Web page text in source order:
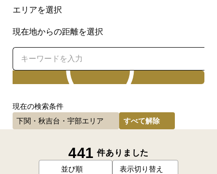
エリアを選択
現在地からの距離を選択
現在の検索条件
下関・秋吉台・宇部エリア
すべて解除
441 件ありました
並び順 表示切り替え